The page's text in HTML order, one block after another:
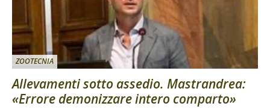
ZOOTECNIA
Allevamenti sotto assedio. Mastrandrea:
«Errore demonizzare intero comparto»